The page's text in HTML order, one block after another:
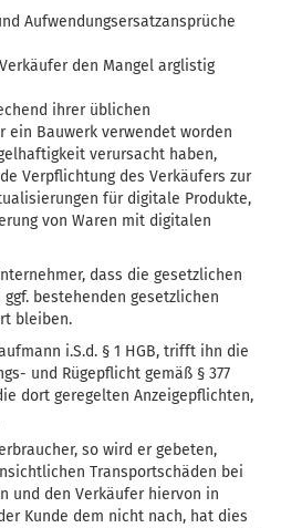
Aufwendungsersatzansprüche
den Mangel arglistig
ihrer üblichen
ein Bauwerk verwendet worden
verursacht haben,
Verpflichtung des Verkäufers zur
für digitale Produkte,
von Waren mit digitalen
dass die gesetzlichen
bestehenden gesetzlichen
bleiben.
i.S.d. § 1 HGB, trifft ihn die
und Rügepflicht gemäß § 377
dort geregelten Anzeigepflichten,
so wird er gebeten,
Transportschäden bei
und den Verkäufer hiervon in
Kunde dem nicht nach, hat dies